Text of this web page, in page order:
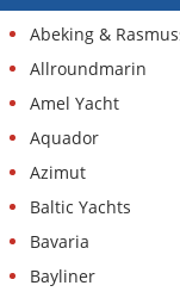
Abeking &
Allroundmarin
Amel Yacht
Aquador
Azimut
Baltic Yachts
Bavaria
Bayliner